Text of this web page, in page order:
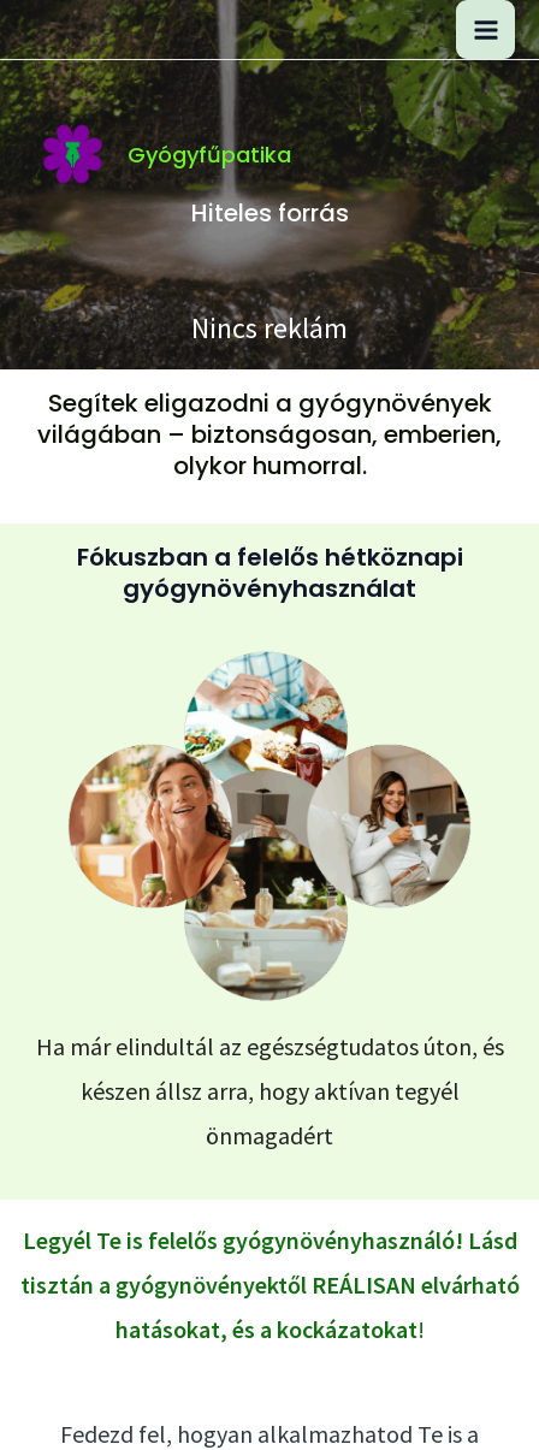
Skip
to
content
Gyógyfűpatika
Nincs reklám
Hiteles forrás
Segítek eligazodni a gyógynövények
világában – biztonságosan, emberien,
olykor humorral.
Fókuszban a felelős hétköznapi
gyógynövényhasználat
Ha már elindultál az egészségtudatos úton, és
készen állsz arra, hogy aktívan tegyél
önmagadért
Legyél Te is felelős gyógynövényhasználó! Lásd
tisztán a gyógynövényektől REÁLISAN elvárható
hatásokat, és a kockázatokat!
Fedezd fel, hogyan alkalmazhatod Te is a